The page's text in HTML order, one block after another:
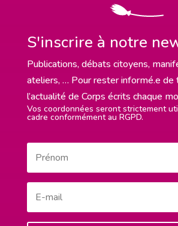
S'inscrire à notre
Publications, débats citoyens,
ateliers, … Pour rester informé.e de
l’actualité de Corps écrits chaque
Vos coordonnées seront strictement
cadre conformément au RGPD.